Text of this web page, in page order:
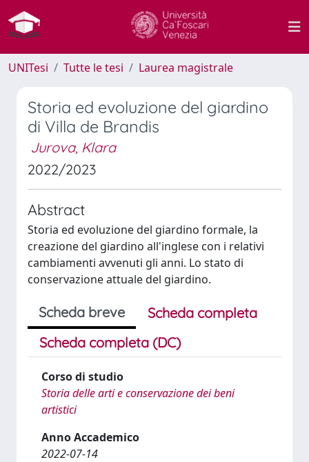
UNITesi Tutte le tesi Laurea magistrale
Storia ed evoluzione del giardino
di Villa de Brandis
Jurova, Klara
2022/2023
Abstract
Storia ed evoluzione del giardino formale, la
creazione del giardino all'inglese con i relativi
cambiamenti avvenuti gli anni. Lo stato di
conservazione attuale del giardino.
Scheda breve
Scheda completa
Scheda completa (DC)
Corso di studio
Storia delle arti e conservazione dei beni
artistici
Anno Accademico
2022-07-14